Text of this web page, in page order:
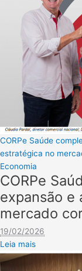
CORPe Saúde
estratégica no
Economia
CORPe
expansão e
mercado
19/02/2026
Leia mais